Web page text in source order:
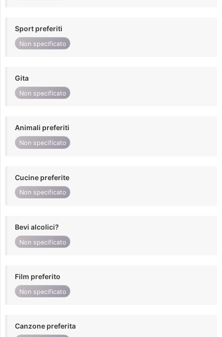
Sport preferiti
Non specificato
Gita
Non specificato
Animali preferiti
Non specificato
Cucine preferite
Non specificato
Bevi alcolici?
Non specificato
Film preferito
Non specificato
Canzone preferita